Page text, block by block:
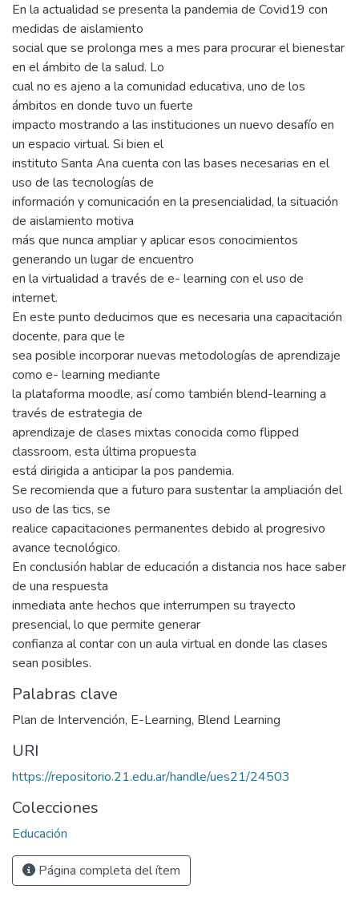
En la actualidad se presenta la pandemia de Covid19 con
medidas de aislamiento
social que se prolonga mes a mes para procurar el bienestar
en el ámbito de la salud. Lo
cual no es ajeno a la comunidad educativa, uno de los
ámbitos en donde tuvo un fuerte
impacto mostrando a las instituciones un nuevo desafío en
un espacio virtual. Si bien el
instituto Santa Ana cuenta con las bases necesarias en el
uso de las tecnologías de
información y comunicación en la presencialidad, la situación
de aislamiento motiva
más que nunca ampliar y aplicar esos conocimientos
generando un lugar de encuentro
en la virtualidad a través de e- learning con el uso de
internet.
En este punto deducimos que es necesaria una capacitación
docente, para que le
sea posible incorporar nuevas metodologías de aprendizaje
como e- learning mediante
la plataforma moodle, así como también blend-learning a
través de estrategia de
aprendizaje de clases mixtas conocida como flipped
classroom, esta última propuesta
está dirigida a anticipar la pos pandemia.
Se recomienda que a futuro para sustentar la ampliación del
uso de las tics, se
realice capacitaciones permanentes debido al progresivo
avance tecnológico.
En conclusión hablar de educación a distancia nos hace saber
de una respuesta
inmediata ante hechos que interrumpen su trayecto
presencial, lo que permite generar
confianza al contar con un aula virtual en donde las clases
sean posibles.
Palabras clave
Plan de Intervención, E-Learning, Blend Learning
URI
https://repositorio.21.edu.ar/handle/ues21/24503
Colecciones
Educación
Página completa del ítem